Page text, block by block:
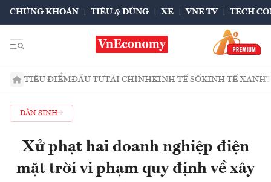
CHỨNG KHOÁN TIÊU & DÙNG XE VNE TV TECH
TIÊU ĐIỂMĐẦU TƯTÀI CHÍNHKINH TẾ SỐKINH TẾ XANH
DÂN SINH
Xử phạt hai doanh nghiệp điện
mặt trời vi phạm quy định về xây